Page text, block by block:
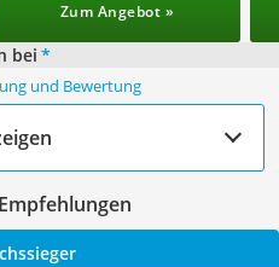
Zum Angebot »
bei *
und Bewertung